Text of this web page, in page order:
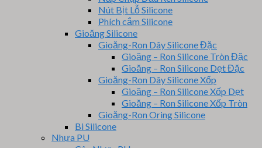
Nút Bịt Lỗ Silicone
Phích cắm Silicone
Gioăng Silicone
Gioăng-Ron Dây Silicone Đặc
Gioăng – Ron Silicone Tròn Đặc
Gioăng – Ron Silicone Dẹt Đặc
Gioăng-Ron Dây Silicone Xốp
Gioăng – Ron Silicone Xốp Dẹt
Gioăng – Ron Silicone Xốp Tròn
Gioăng-Ron Oring Silicone
Bi Silicone
Nhựa PU